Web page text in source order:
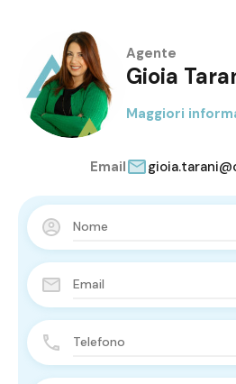
Agente
Gioia
Maggiori
Email